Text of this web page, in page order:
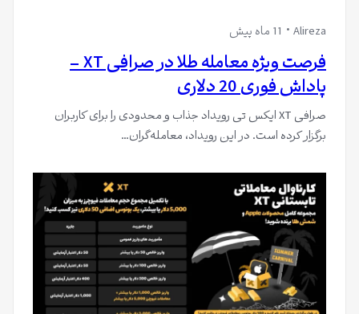
Alireza 11 ماه پیش
فرصت ویژه معامله طلا در صرافی XT –
پاداش فوری 20 دلاری
صرافی XT ایکس تی رویداد جذاب و محدودی را برای کاربران
برگزار کرده است. در این رویداد، معامله‌گران…